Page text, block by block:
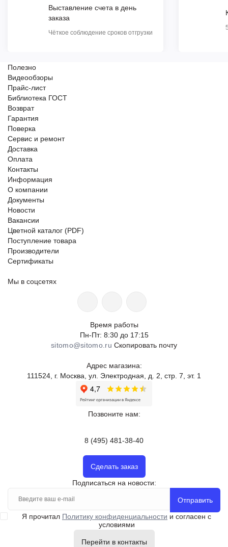
Выставление счета в день
заказа
Чёткое соблюдение сроков отгрузки
Полезно
Видеообзоры
Прайс-лист
Библиотека ГОСТ
Возврат
Гарантия
Поверка
Сервис и ремонт
Доставка
Оплата
Контакты
Информация
О компании
Документы
Новости
Вакансии
Цветной каталог (PDF)
Поступление товара
Производители
Сертификаты
Мы в соцсетях
Время работы
Пн-Пт: 8:30 до 17:15
sitomo@sitomo.ru Скопировать почту
Адрес магазина:
111524, г. Москва, ул. Электродная, д. 2, стр. 7, эт. 1
Позвоните нам:
8 (495) 481-38-40
Сделать заказ
Подписаться на новости:
Отправить
Я прочитал Политику конфиденциальности и согласен с
условиями
Перейти в контакты